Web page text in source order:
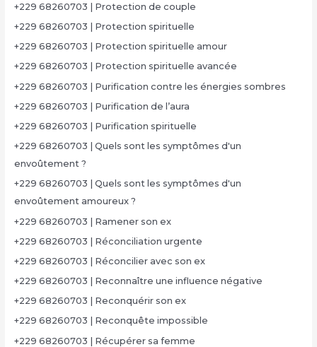
+229 68260703 | Protection de couple
+229 68260703 | Protection spirituelle
+229 68260703 | Protection spirituelle amour
+229 68260703 | Protection spirituelle avancée
+229 68260703 | Purification contre les énergies sombres
+229 68260703 | Purification de l’aura
+229 68260703 | Purification spirituelle
+229 68260703 | Quels sont les symptômes d'un
envoûtement ?
+229 68260703 | Quels sont les symptômes d'un
envoûtement amoureux ?
+229 68260703 | Ramener son ex
+229 68260703 | Réconciliation urgente
+229 68260703 | Réconcilier avec son ex
+229 68260703 | Reconnaître une influence négative
+229 68260703 | Reconquérir son ex
+229 68260703 | Reconquête impossible
+229 68260703 | Récupérer sa femme